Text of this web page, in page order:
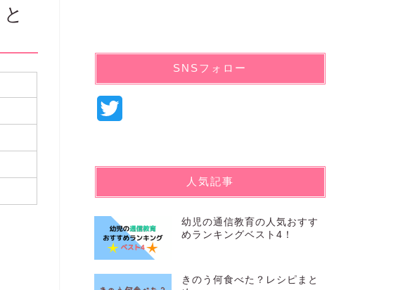
SNSフォロー
e
r
人気記事
幼児の通信教育の人気おすす
めランキングベスト4！
きのう何食べた？レシピまと